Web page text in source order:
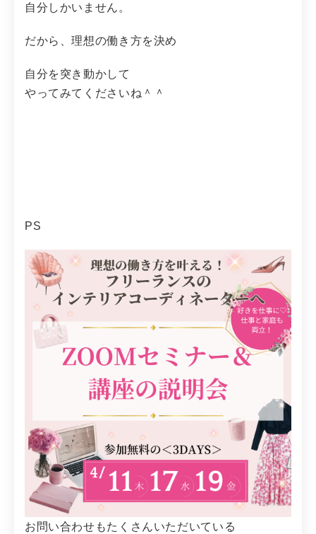
自分しかいません。
だから、理想の働き方を決め
自分を突き動かして
やってみてくださいね＾＾
PS
お問い合わせもたくさんいただいている